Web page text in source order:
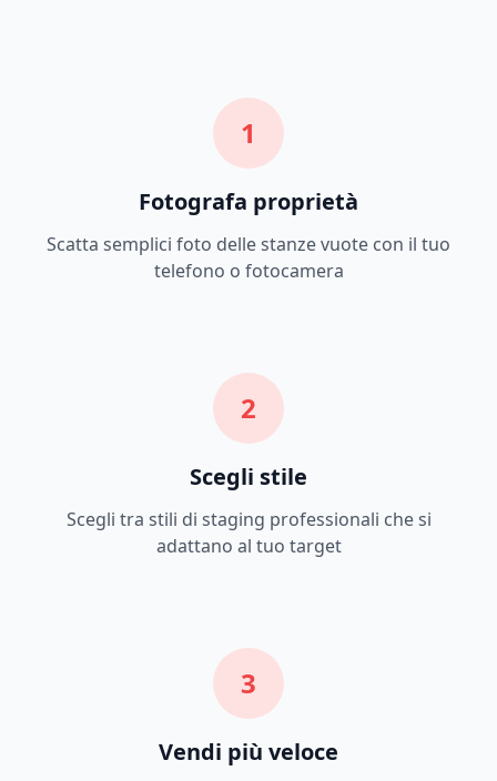
1
Fotografa proprietà
Scatta semplici foto delle stanze vuote con il tuo
telefono o fotocamera
2
Scegli stile
Scegli tra stili di staging professionali che si
adattano al tuo target
3
Vendi più veloce